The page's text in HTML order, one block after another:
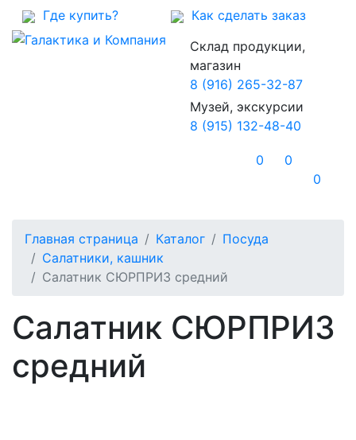
Где купить?
Как сделать заказ
Склад продукции,
магазин
8 (916) 265-32-87
Музей, экскурсии
8 (915) 132-48-40
0
0
0
Главная страница Каталог
Посуда
Салатники, кашник
Салатник СЮРПРИЗ средний
Салатник СЮРПРИЗ
средний